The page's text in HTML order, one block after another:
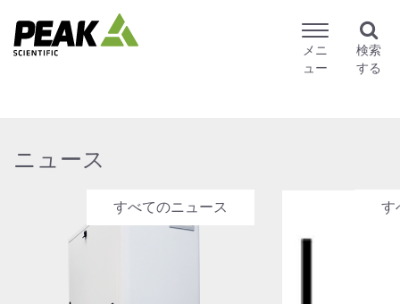
メニ
ュー
検索
する
ニュース
すべてのニュース す